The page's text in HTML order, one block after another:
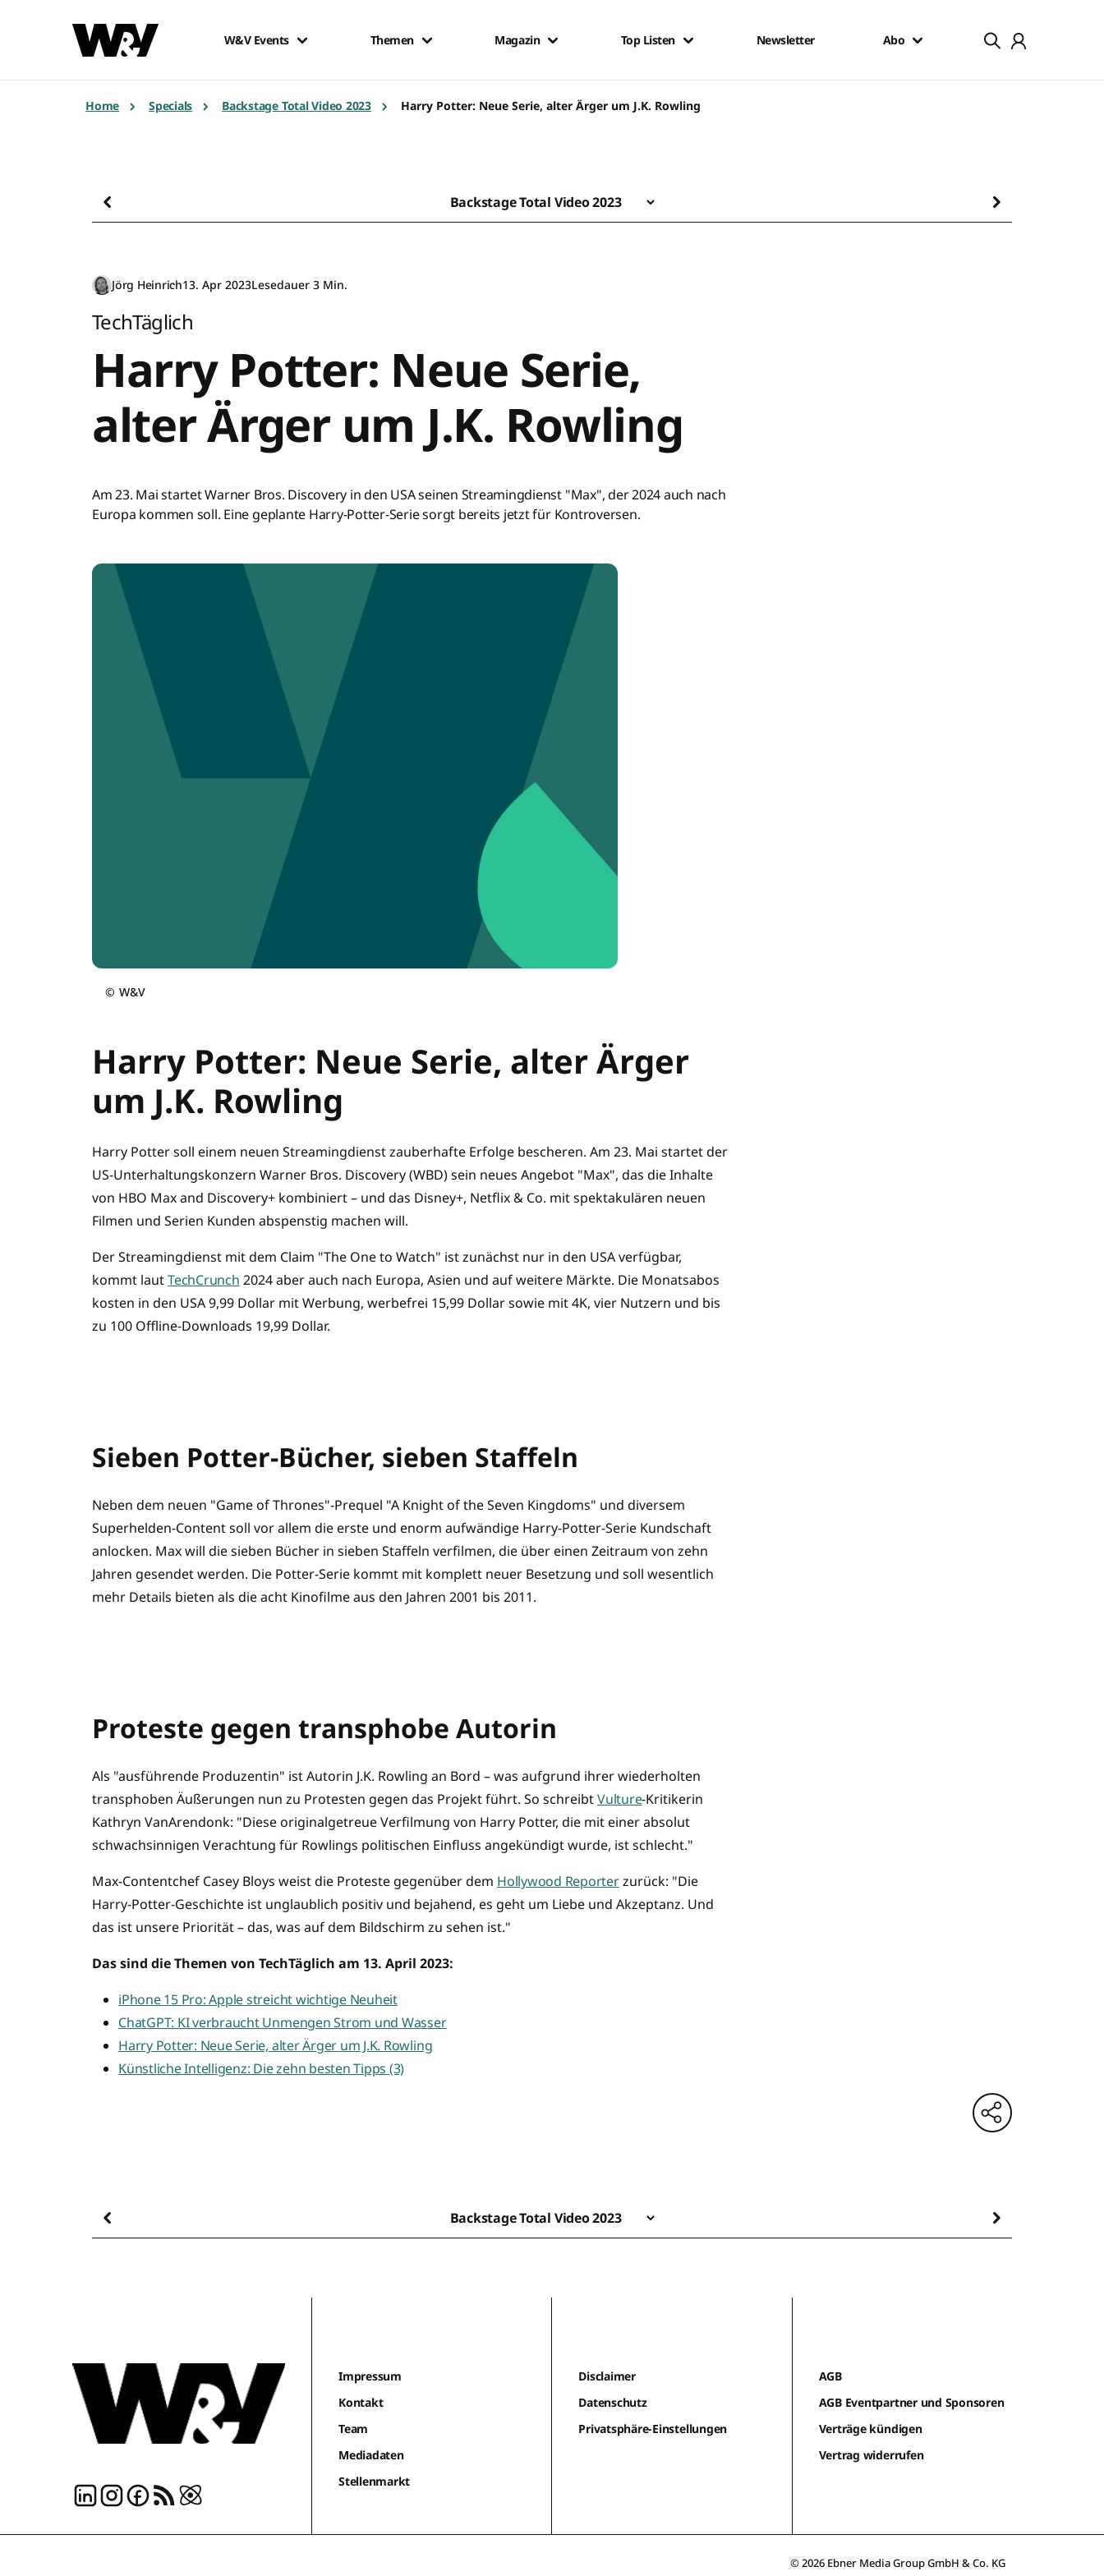
W&V Events Themen Magazin Top Listen Newsletter Abo
Home Specials Backstage Total Video 2023 Harry Potter: Neue Serie, alter Ärger um J.K. Rowling
Backstage Total Video 2023
Jörg Heinrich13. Apr 2023Lesedauer 3 Min.
TechTäglich
Harry Potter: Neue Serie,
alter Ärger um J.K. Rowling
Am 23. Mai startet Warner Bros. Discovery in den USA seinen Streamingdienst "Max", der 2024 auch nach
Europa kommen soll. Eine geplante Harry-Potter-Serie sorgt bereits jetzt für Kontroversen.
© W&V
Harry Potter: Neue Serie, alter Ärger
um J.K. Rowling
Harry Potter soll einem neuen Streamingdienst zauberhafte Erfolge bescheren. Am 23. Mai startet der
US-Unterhaltungskonzern Warner Bros. Discovery (WBD) sein neues Angebot "Max", das die Inhalte
von HBO Max and Discovery+ kombiniert – und das Disney+, Netflix & Co. mit spektakulären neuen
Filmen und Serien Kunden abspenstig machen will.
Der Streamingdienst mit dem Claim "The One to Watch" ist zunächst nur in den USA verfügbar,
kommt lautTechCrunch 2024 aber auch nach Europa, Asien und auf weitere Märkte. Die Monatsabos
kosten in den USA 9,99 Dollar mit Werbung, werbefrei 15,99 Dollar sowie mit 4K, vier Nutzern und bis
zu 100 Offline-Downloads 19,99 Dollar.
Sieben Potter-Bücher, sieben Staffeln
Neben dem neuen "Game of Thrones"-Prequel "A Knight of the Seven Kingdoms" und diversem
Superhelden-Content soll vor allem die erste und enorm aufwändige Harry-Potter-Serie Kundschaft
anlocken. Max will die sieben Bücher in sieben Staffeln verfilmen, die über einen Zeitraum von zehn
Jahren gesendet werden. Die Potter-Serie kommt mit komplett neuer Besetzung und soll wesentlich
mehr Details bieten als die acht Kinofilme aus den Jahren 2001 bis 2011.
Proteste gegen transphobe Autorin
Als "ausführende Produzentin" ist Autorin J.K. Rowling an Bord – was aufgrund ihrer wiederholten
transphoben Äußerungen nun zu Protesten gegen das Projekt führt. So schreibtVulture-Kritikerin
Kathryn VanArendonk: "Diese originalgetreue Verfilmung von Harry Potter, die mit einer absolut
schwachsinnigen Verachtung für Rowlings politischen Einfluss angekündigt wurde, ist schlecht."
Max-Contentchef Casey Bloys weist die Proteste gegenüber dem Hollywood Reporterzurück: "Die
Harry-Potter-Geschichte ist unglaublich positiv und bejahend, es geht um Liebe und Akzeptanz. Und
das ist unsere Priorität – das, was auf dem Bildschirm zu sehen ist."
Das sind die Themen von TechTäglich am 13. April 2023:
iPhone 15 Pro: Apple streicht wichtige Neuheit
ChatGPT: KI verbraucht Unmengen Strom und Wasser
Harry Potter: Neue Serie, alter Ärger um J.K. Rowling
Künstliche Intelligenz: Die zehn besten Tipps (3)
Backstage Total Video 2023
Impressum
Kontakt
Team
Mediadaten
Stellenmarkt
Disclaimer
Datenschutz
Privatsphäre-Einstellungen
AGB
AGB Eventpartner und Sponsoren
Verträge kündigen
Vertrag widerrufen
© 2026 Ebner Media Group GmbH & Co. KG